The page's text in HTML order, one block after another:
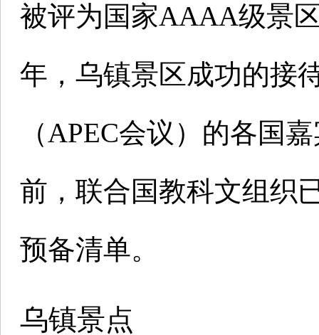
被评为国家AAAA级景
年，乌镇景区成功的接
（APEC会议）的各国
前，联合国教科文组织
预备清单。
乌镇景点